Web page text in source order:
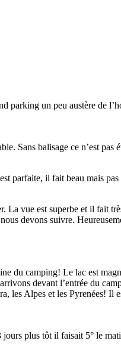
parking un peu austère de
Sans balisage ce n’est
parfaite, il fait beau mais
La vue est superbe et il fait
devons suivre.
du camping! Le lac est
devant l’entrée du
les Alpes et les Pyrenées! Il
plus tôt il faisait 5° le